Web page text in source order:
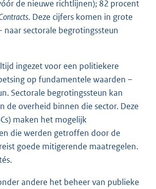
de nieuwe richtlijnen); 82 procent
. Deze cijfers komen in grote
sectorale begrotingssteun
ingezet voor een politiekere
op fundamentele waarden –
Sectorale begrotingssteun kan
overheid binnen die sector. Deze
maken het mogelijk
die werden getroffen door de
goede mitigerende maatregelen.
andere het beheer van publieke